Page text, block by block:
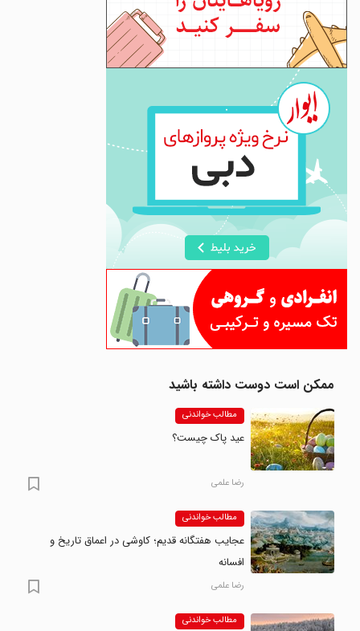
ممکن است دوست داشته باشید
مطالب خواندنی
عید پاک چیست؟
رضا علمی
مطالب خواندنی
عجایب هفتگانه قدیم؛ کاوشی در اعماق تاریخ و
افسانه
رضا علمی
مطالب خواندنی